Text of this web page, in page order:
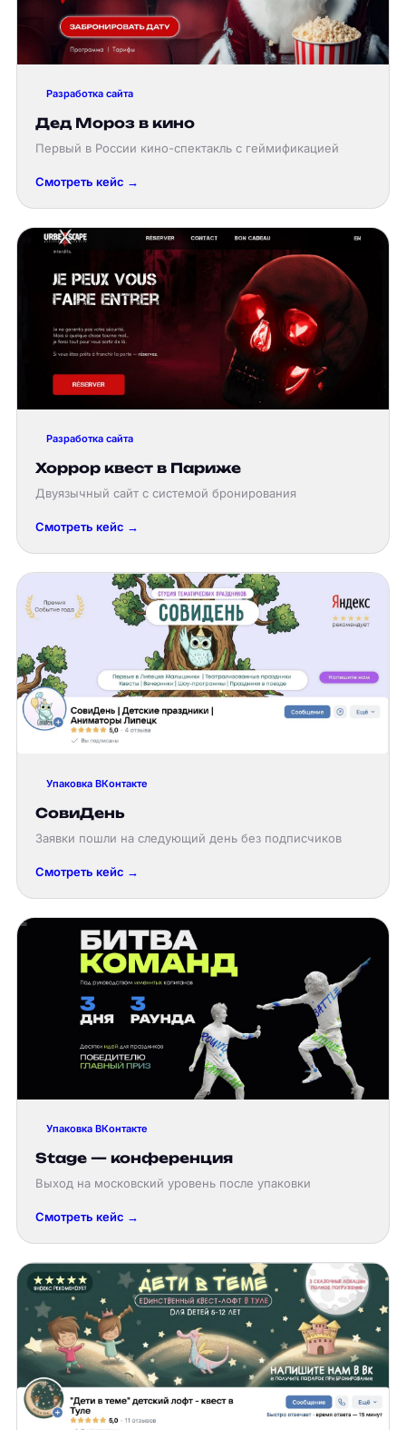
Разработка сайта
Дед Мороз в кино
Первый в России кино-спектакль с геймификацией
Смотреть кейс →
Разработка сайта
Хоррор квест в Париже
Двуязычный сайт с системой бронирования
Смотреть кейс →
Упаковка ВКонтакте
СовиДень
Заявки пошли на следующий день без подписчиков
Смотреть кейс →
Упаковка ВКонтакте
Stage — конференция
Выход на московский уровень после упаковки
Смотреть кейс →